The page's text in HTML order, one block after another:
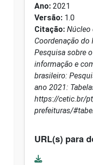
Ano: 2021
Versão: 1.0
Citação: Núcleo
Coordenação do
Pesquisa sobre
informação e
brasileiro:
ano 2021:
https://cetic.br/
prefeituras/
URL(s) para